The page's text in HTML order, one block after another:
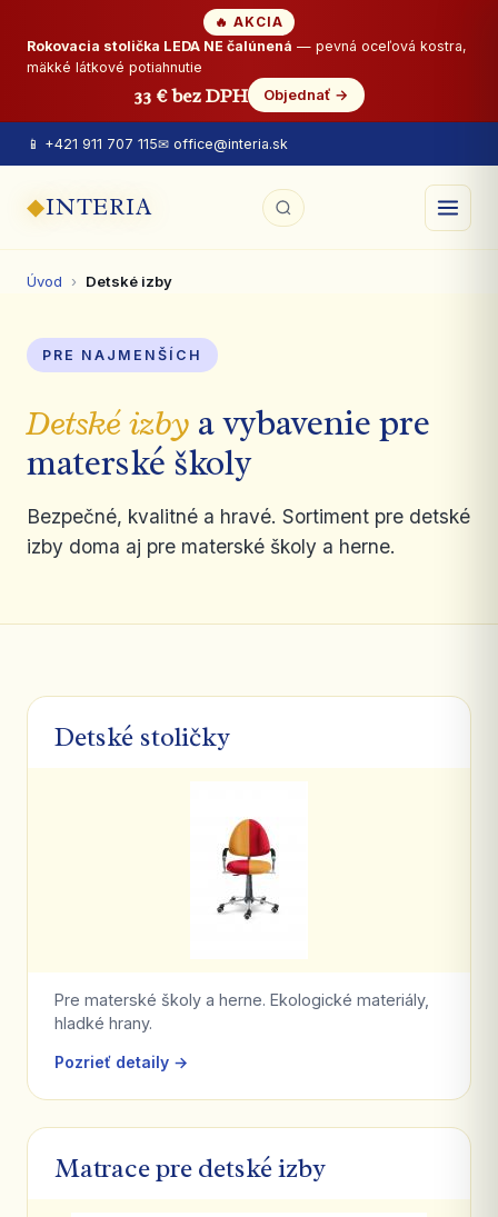
🔥 AKCIA
Rokovacia stolička LEDA NE čalúnená — pevná oceľová kostra,
mäkké látkové potiahnutie
33 € bez DPH Objednať →
📱 +421 911 707 115✉ office@interia.sk
◆INTERIA
Úvod › Detské izby
PRE NAJMENŠÍCH
Detské izby a vybavenie pre
materské školy
Bezpečné, kvalitné a hravé. Sortiment pre detské
izby doma aj pre materské školy a herne.
Detské stoličky
Pre materské školy a herne. Ekologické materiály,
hladké hrany.
Pozrieť detaily →
Matrace pre detské izby